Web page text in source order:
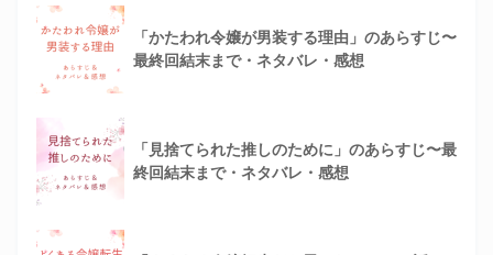
「かたわれ令嬢が男装する理由」のあらすじ〜
最終回結末まで・ネタバレ・感想
「見捨てられた推しのために」のあらすじ〜最
終回結末まで・ネタバレ・感想